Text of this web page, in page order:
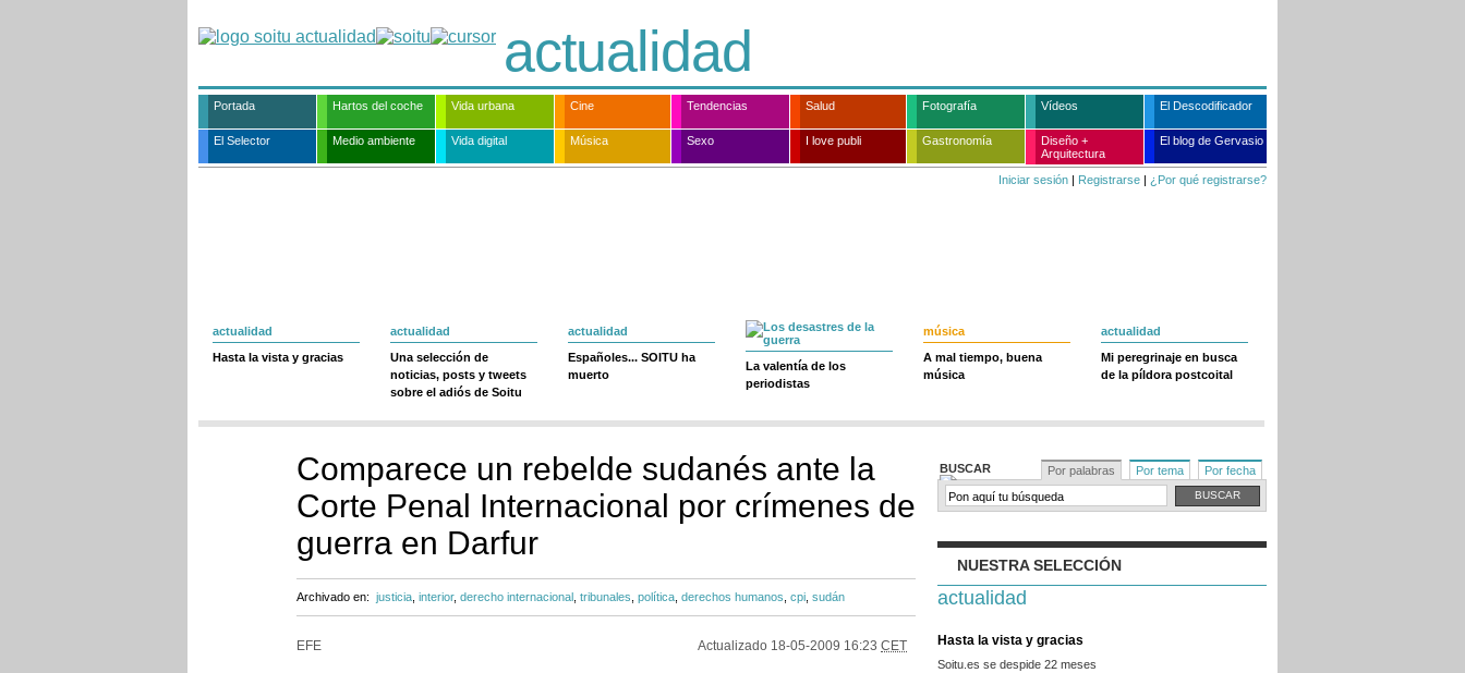
actualidad
Portada Hartos del coche Vida urbana Cine Tendencias Salud Fotografía Vídeos El Descodificador
El Selector Medio ambiente Vida digital Música Sexo I love publi Gastronomía
Diseño +
Arquitectura
El blog de Gervasio
Iniciar sesión | Registrarse | ¿Por qué registrarse?
actualidad
Hasta la vista y gracias
actualidad
Una selección de
noticias, posts y tweets
sobre el adiós de Soitu
actualidad
Españoles... SOITU ha
muerto
La valentía de los
periodistas
música
A mal tiempo, buena
música
actualidad
Mi peregrinaje en busca
de la píldora postcoital
Comparece un rebelde sudanés ante la
Corte Penal Internacional por crímenes de
guerra en Darfur
Archivado en: justicia interior, derecho internacional tribunales política derechos humanos cpi sudán
EFE Actualizado 18-05-2009 16:23 CET
BUSCAR Por palabras Por tema Por fecha
NUESTRA SELECCIÓN
actualidad
Hasta la vista y gracias
Soitu.es se despide 22 meses